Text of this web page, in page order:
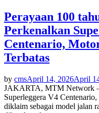
Perayaan 100
Perkenalkan
Centenario,
Terbatas
by cmsApril 14, 2026April
JAKARTA, MTM Network
Superleggera V4
diklaim sebagai model jalan